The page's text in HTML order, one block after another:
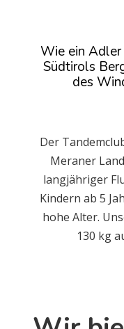
Wie ein
Südtirols
des
Der
Meraner
langjähriger
Kindern ab 5
hohe Alter.
130 kg